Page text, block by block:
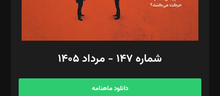
گرافیک و صفحه‌آرایی: سید‌سبحان‌علی ثابت
مد‌یر توسعه تجاری: کامبیز برید‌
امور مالی: شاپور رهبری، محمد‌ کاظمی‌نیا
آگهی و مشترکین: ۰۹۱۹۹۹۹۰۴۵۴
شماره ۱۴۷ - مرداد ۱۴۰۵
دانلود ماهنامه